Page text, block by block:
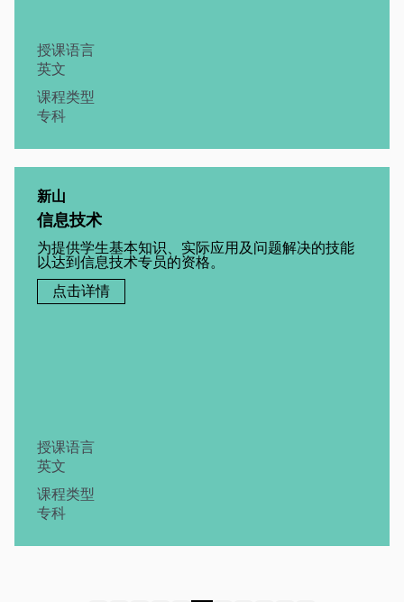
授课语言
英文
课程类型
专科
新山
信息技术
为提供学生基本知识、实际应用及问题解决的技能
以达到信息技术专员的资格。
点击详情
授课语言
英文
课程类型
专科